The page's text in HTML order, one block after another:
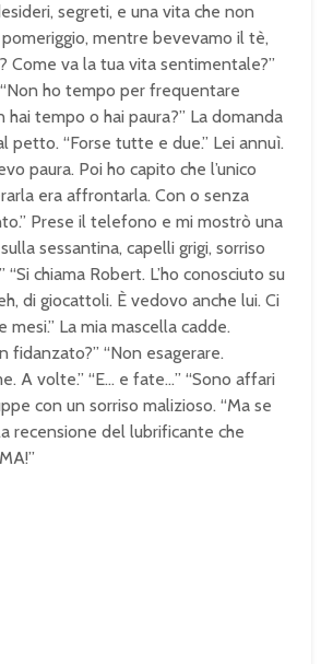
segreti, e una vita che non
mentre bevevamo il tè,
Come va la tua vita sentimentale?”
ho tempo per frequentare
hai tempo o hai paura?” La domanda
petto. “Forse tutte e due.” Lei annuì.
paura. Poi ho capito che l’unico
era affrontarla. Con o senza
Prese il telefono e mi mostrò una
sessantina, capelli grigi, sorriso
“Si chiama Robert. L’ho conosciuto su
di giocattoli. È vedovo anche lui. Ci
mesi.” La mia mascella cadde.
fidanzato?” “Non esagerare.
A volte.” “E… e fate…” “Sono affari
con un sorriso malizioso. “Ma se
recensione del lubrificante che